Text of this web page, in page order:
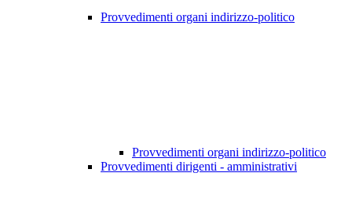
Provvedimenti organi indirizzo-politico
Provvedimenti organi indirizzo-politico
Provvedimenti dirigenti - amministrativi